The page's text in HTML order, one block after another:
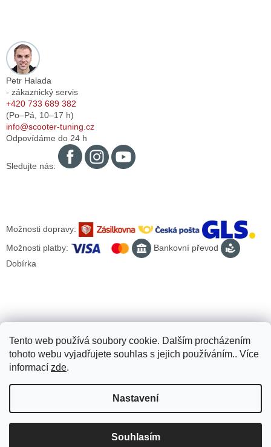
Tento web používá soubory cookie. Dalším procházením
tohoto webu vyjadřujete souhlas s jejich používáním.. Více
informací zde.
Nastavení
Souhlasím
Petr Halada
- zákaznický servis
+420 733 689 382
(Po–Pá, 10–17 h)
info@scooter-tuning.cz
Odpovídáme do 24 h
Sledujte nás:
Možnosti dopravy:
Možnosti platby:
Bankovní převod
Dobírka
Vytvořil Shoptet
Scooter-tuning.cz. Všechna práva vyhrazena.